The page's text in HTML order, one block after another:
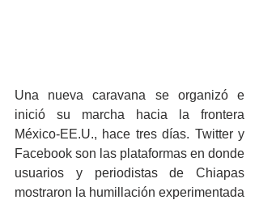
Una nueva caravana se organizó e
inició su marcha hacia la frontera
México-EE.U., hace tres días. Twitter y
Facebook son las plataformas en donde
usuarios y periodistas de Chiapas
mostraron la humillación experimentada